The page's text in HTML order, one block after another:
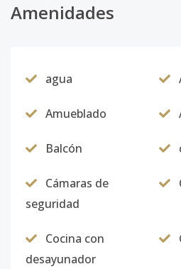
Amenidades
agua
Amueblado
Balcón
Cámaras de
seguridad
Cocina con
desayunador